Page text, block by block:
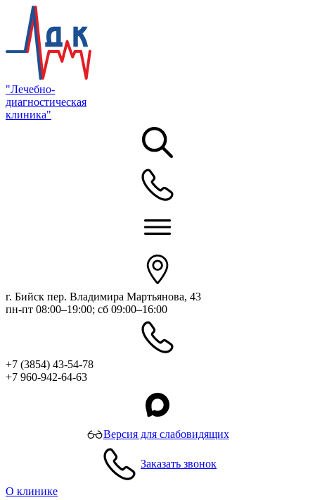
"Лечебно-
диагностическая
клиника"
г. Бийск пер. Владимира Мартьянова, 43
пн-пт 08:00–19:00; сб 09:00–16:00
+7 (3854) 43-54-78
+7 960-942-64-63
Версия для слабовидящих
Заказать звонок
О клинике